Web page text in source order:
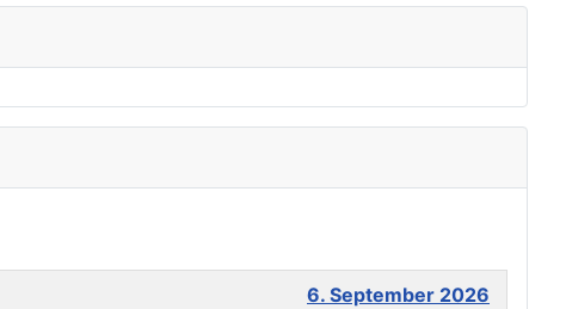
6. September 2026